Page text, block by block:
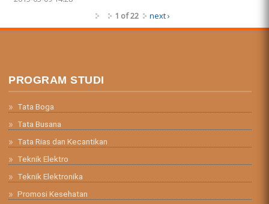
1 of 22
next ›
PROGRAM STUDI
Tata Boga
Tata Busana
Tata Rias dan Kecantikan
Teknik Elektro
Teknik Elektronika
Promosi Kesehatan